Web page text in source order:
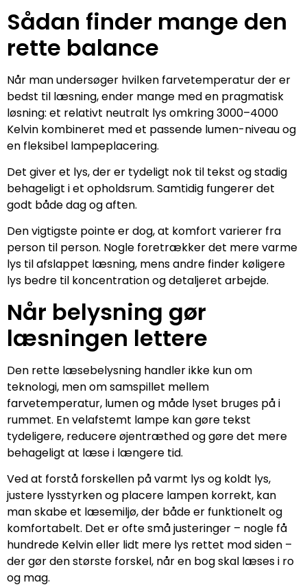
Sådan finder mange den
rette balance
Når man undersøger hvilken farvetemperatur der er
bedst til læsning, ender mange med en pragmatisk
løsning: et relativt neutralt lys omkring 3000–4000
Kelvin kombineret med et passende lumen-niveau og
en fleksibel lampeplacering.
Det giver et lys, der er tydeligt nok til tekst og stadig
behageligt i et opholdsrum. Samtidig fungerer det
godt både dag og aften.
Den vigtigste pointe er dog, at komfort varierer fra
person til person. Nogle foretrækker det mere varme
lys til afslappet læsning, mens andre finder køligere
lys bedre til koncentration og detaljeret arbejde.
Når belysning gør
læsningen lettere
Den rette læsebelysning handler ikke kun om
teknologi, men om samspillet mellem
farvetemperatur, lumen og måde lyset bruges på i
rummet. En velafstemt lampe kan gøre tekst
tydeligere, reducere øjentræthed og gøre det mere
behageligt at læse i længere tid.
Ved at forstå forskellen på varmt lys og koldt lys,
justere lysstyrken og placere lampen korrekt, kan
man skabe et læsemiljø, der både er funktionelt og
komfortabelt. Det er ofte små justeringer – nogle få
hundrede Kelvin eller lidt mere lys rettet mod siden –
der gør den største forskel, når en bog skal læses i ro
og mag.